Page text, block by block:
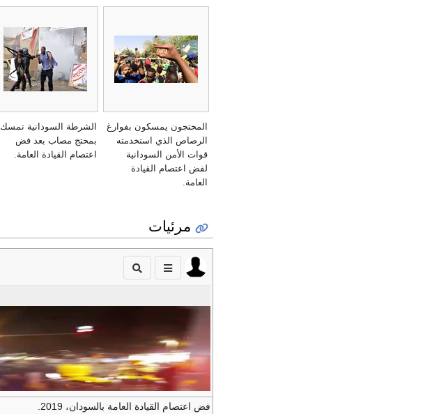
المحتجون يمسكون بفوارغ
الرصاص الذي استخدمته
قوات الأمن السودانية
لفض اعتصام القيادة
العامة.
الشرطة السودانية تمسك
بمحتج مصاب بعد فض
اعتصام القيادة العامة.
مرئيات
فض اعتصام القيادة العامة بالسودان، 2019.